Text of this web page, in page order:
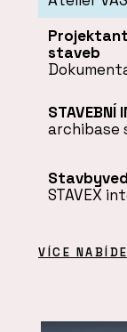
staveb
STAVEBNÍ
archibase
STAVEX
VÍCE